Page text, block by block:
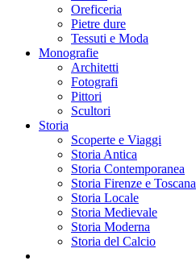
Oreficeria
Pietre dure
Tessuti e Moda
Monografie
Architetti
Fotografi
Pittori
Scultori
Storia
Scoperte e Viaggi
Storia Antica
Storia Contemporanea
Storia Firenze e Toscana
Storia Locale
Storia Medievale
Storia Moderna
Storia del Calcio